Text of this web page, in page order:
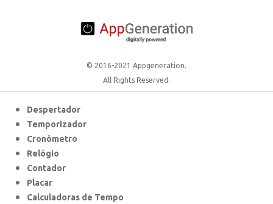
© 2016-2021 Appgeneration.
All Rights Reserved.
Despertador
Temporizador
Cronômetro
Relógio
Contador
Placar
Calculadoras de Tempo